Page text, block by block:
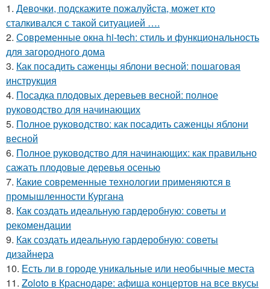
1. Девочки, подскажите пожалуйста, может кто
сталкивался с такой ситуацией ….
2. Современные окна hi-tech: стиль и функциональность
для загородного дома
3. Как посадить саженцы яблони весной: пошаговая
инструкция
4. Посадка плодовых деревьев весной: полное
руководство для начинающих
5. Полное руководство: как посадить саженцы яблони
весной
6. Полное руководство для начинающих: как правильно
сажать плодовые деревья осенью
7. Какие современные технологии применяются в
промышленности Кургана
8. Как создать идеальную гардеробную: советы и
рекомендации
9. Как создать идеальную гардеробную: советы
дизайнера
10. Есть ли в городе уникальные или необычные места
11. Zoloto в Краснодаре: афиша концертов на все вкусы